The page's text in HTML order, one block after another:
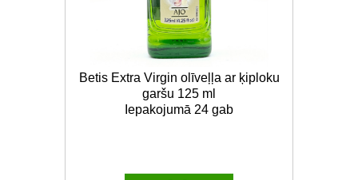
Betis Extra Virgin olīveļļa ar ķiploku
garšu 125 ml
Iepakojumā 24 gab